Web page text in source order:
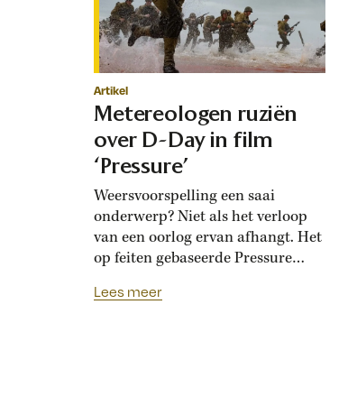
Artikel
Metereologen ruziën
over D-Day in film
‘Pressure’
Weersvoorspelling een saai
onderwerp? Niet als het verloop
van een oorlog ervan afhangt. Het
op feiten gebaseerde Pressure
tussen geallieerde meteorologen
Lees meer